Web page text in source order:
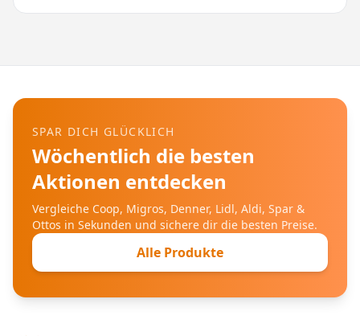
SPAR DICH GLÜCKLICH
Wöchentlich die besten
Aktionen entdecken
Vergleiche Coop, Migros, Denner, Lidl, Aldi, Spar &
Ottos in Sekunden und sichere dir die besten Preise.
Alle Produkte